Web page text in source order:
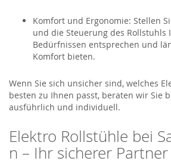
Komfort und Ergonomie: Stellen
und die Steuerung des
Bedürfnissen entsprechen und
Komfort bieten.
Wenn Sie sich unsicher sind, welches
besten zu Ihnen passt, beraten wir Sie
ausführlich und individuell.
Elektro Rollstühle bei
n – Ihr sicherer Partner